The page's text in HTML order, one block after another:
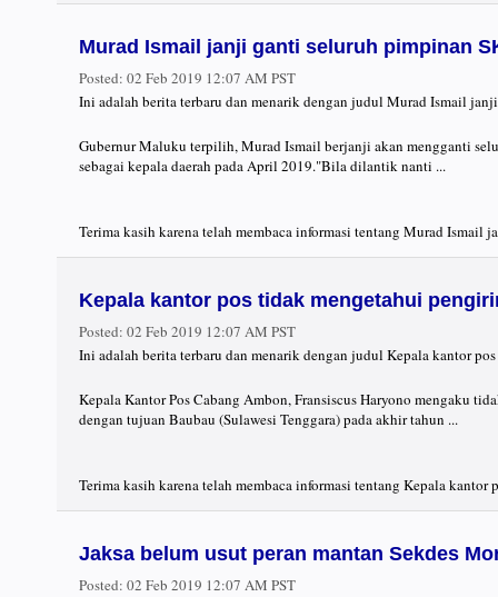
Murad Ismail janji ganti seluruh pimpinan
Posted: 02 Feb 2019 12:07 AM PST
Ini adalah berita terbaru dan menarik dengan judul Murad Ismail
Gubernur Maluku terpilih, Murad Ismail berjanji akan mengganti
sebagai kepala daerah pada April 2019."Bila dilantik nanti ...
Terima kasih karena telah membaca informasi tentang Murad
Kepala kantor pos tidak mengetahui
Posted: 02 Feb 2019 12:07 AM PST
Ini adalah berita terbaru dan menarik dengan judul Kepala kantor
Kepala Kantor Pos Cabang Ambon, Fransiscus Haryono mengaku
dengan tujuan Baubau (Sulawesi Tenggara) pada akhir tahun ...
Terima kasih karena telah membaca informasi tentang Kepala
Jaksa belum usut peran mantan Sekdes
Posted: 02 Feb 2019 12:07 AM PST